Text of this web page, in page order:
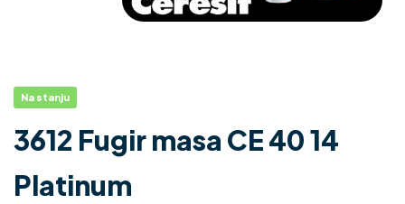
Na stanju
3612 Fugir masa CE 40 14
Platinum